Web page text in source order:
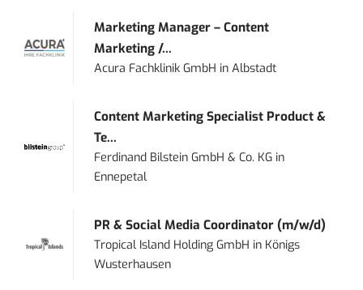
Marketing Manager – Content
Marketing /...
Acura Fachklinik GmbH inAlbstadt
Content Marketing Specialist Product &
Te...
Ferdinand Bilstein GmbH & Co. KG in
Ennepetal
PR & Social Media Coordinator (m/w/d)
Tropical Island Holding GmbH in Königs
Wusterhausen